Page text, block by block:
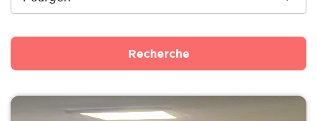
Recherche